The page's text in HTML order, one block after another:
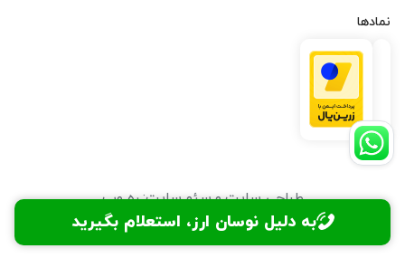
نمادها
طراحی سایتوسئو سایت:ره وب
به دلیل نوسان ارز، استعلام بگیرید